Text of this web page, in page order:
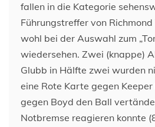
fallen in die Kategorie
Führungstreffer von
wohl bei der Auswahl zum
wiedersehen. Zwei (knappe)
Glubb in Hälfte zwei wurden
eine Rote Karte gegen
gegen Boyd den Ball
Notbremse reagieren konnte